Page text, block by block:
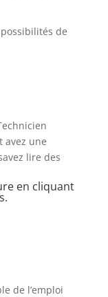
de
avez une
lire des
en cliquant
de l’emploi